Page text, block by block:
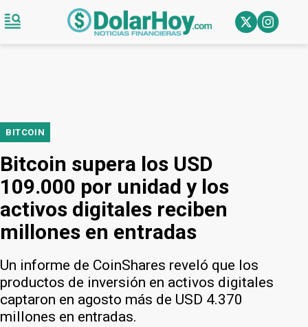
BITCOIN
Bitcoin supera los USD
109.000 por unidad y los
activos digitales reciben
millones en entradas
Un informe de CoinShares reveló que los
productos de inversión en activos digitales
captaron en agosto más de USD 4.370
millones en entradas.